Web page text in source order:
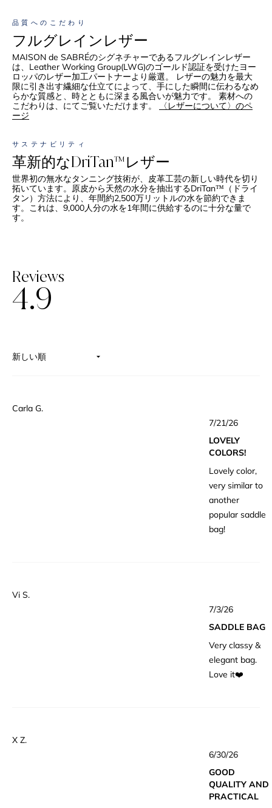
品質へのこだわり
フルグレインレザー
MAISON de SABRÉのシグネチャーであるフルグレインレザー
は、Leather Working Group(LWG)のゴールド認証を受けたヨー
ロッパのレザー加工パートナーより厳選。 レザーの魅力を最大
限に引き出す繊細な仕立てによって、手にした瞬間に伝わるなめ
らかな質感と、時とともに深まる風合いが魅力です。 素材への
こだわりは、にてご覧いただけます。
〈レザーについて〉のペ
ージ
サステナビリティ
革新的なDriTan™レザー
世界初の無水なタンニング技術が、皮革工芸の新しい時代を切り
拓いています。原皮から天然の水分を抽出するDriTan™（ドライ
タン）方法により、年間約2,500万リットルの水を節約できま
す。これは、9,000人分の水を1年間に供給するのに十分な量で
す。
Reviews
4.9
Carla G.
5
中
4
と
評
価
7/21/26
LOVELY
COLORS!
Lovely color,
very similar to
another
popular saddle
bag!
Vi S.
5
中
と
評
価
7/3/26
SADDLE BAG
Very classy &
elegant bag.
Love it❤️
X Z.
5
中
5
と
評
6/30/26
GOOD
QUALITY AND
PRACTICAL